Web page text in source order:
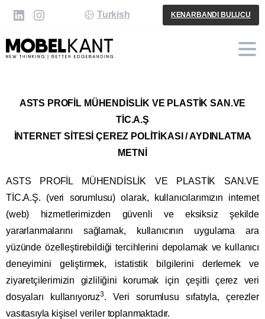
Turkish KENARBANDI BULUCU
ASTS PROFİL MÜHENDİSLİK VE PLASTİK SAN.VE
TİC.A.Ş
İNTERNET SİTESİ ÇEREZ POLİTİKASI / AYDINLATMA
METNİ
ASTS PROFİL MÜHENDİSLİK VE PLASTİK SAN.VE
TİC.A.Ş. (veri sorumlusu) olarak, kullanıcılarımızın internet
(web) hizmetlerimizden güvenli ve eksiksiz şekilde
yararlanmalarını sağlamak, kullanıcının uygulama ara
yüzünde özelleştirebildiği tercihlerini depolamak ve kullanıcı
deneyimini geliştirmek, istatistik bilgilerini derlemek ve
ziyaretçilerimizin gizliliğini korumak için çeşitli çerez veri
dosyaları kullanıyoruz3. Veri sorumlusu sıfatıyla, çerezler
vasıtasıyla kişisel veriler toplanmaktadır.